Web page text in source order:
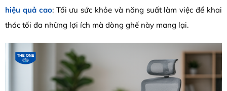
hiệu quả cao: Tối ưu sức khỏe và năng suất làm việc để khai
thác tối đa những lợi ích mà dòng ghế này mang lại.